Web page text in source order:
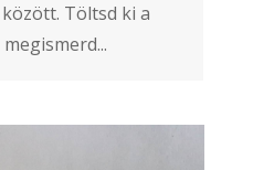
Töltsd ki a